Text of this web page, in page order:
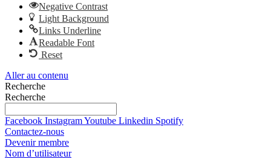
Negative Contrast
Light Background
Links Underline
Readable Font
Reset
Aller au contenu
Recherche
Recherche
Facebook InstagramYoutube Linkedin Spotify
Contactez-nous
Devenir membre
Nom d’utilisateur